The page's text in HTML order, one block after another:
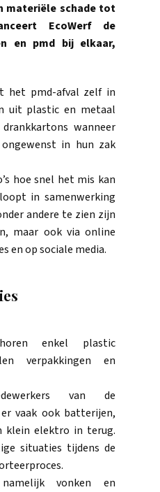
materiële schade tot
EcoWerf de
en pmd bij elkaar,
het pmd-afval zelf in
uit plastic en metaal
wanneer
in hun zak
hoe snel het mis kan
in samenwerking
andere te zien zijn
maar ook via online
en op sociale media.
enkel plastic
verpakkingen en
van de
vaak ook batterijen,
klein elektro in terug.
situaties tijdens de
vonken en